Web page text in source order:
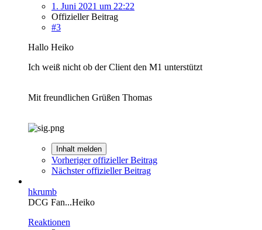
1. Juni 2021 um 22:22
Offizieller Beitrag
#3
Hallo Heiko
Ich weiß nicht ob der Client den M1 unterstützt
Mit freundlichen Grüßen Thomas
Inhalt melden
Vorheriger offizieller Beitrag
Nächster offizieller Beitrag
hkrumb
DCG Fan...Heiko
Reaktionen